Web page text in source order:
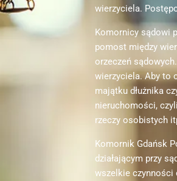
wierzyciela.
Komornicy sądowi
pomost między
orzeczeń
wierzyciela. Aby to
majątku dłużnika
nieruchomości,
rzeczy osobistych
Komornik Gdańsk
działającym przy
wszelkie czynności